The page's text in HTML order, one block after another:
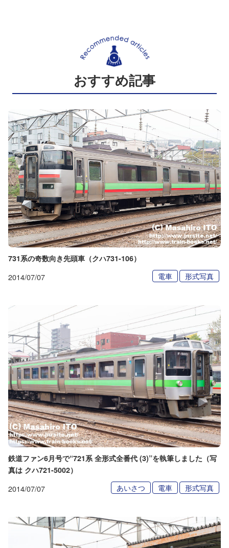
おすすめ記事
731系の奇数向き先頭車（クハ731-106）
2014/07/07 電車 形式写真
鉄道ファン6月号で“721系 全形式全番代 (3)”を執筆しました（写
真は クハ721-5002）
2014/07/07 あいさつ 電車 形式写真